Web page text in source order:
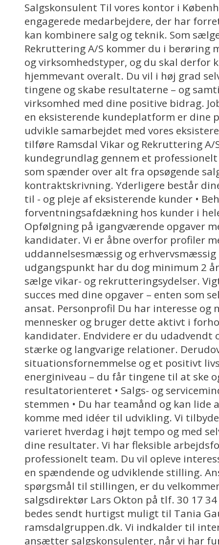
Salgskonsulent Til vores kontor i
engagerede medarbejdere, der har
kan kombinere salg og teknik. Som
Rekruttering A/S kommer du i berøring
og virksomhedstyper, og du skal derfor
hjemmevant overalt. Du vil i høj grad
tingene og skabe resultaterne – og
virksomhed med dine positive bidrag.
en eksisterende kundeplatform er dine
udvikle samarbejdet med vores
tilføre Ramsdal Vikar og Rekruttering
kundegrundlag gennem et
som spænder over alt fra opsøgende
kontraktskrivning. Yderligere består
til - og pleje af eksisterende kunder •
forventningsafdækning hos kunder i
Opfølgning på igangværende opgaver
kandidater. Vi er åbne overfor profiler
uddannelsesmæssig og
udgangspunkt har du dog minimum 2
sælge vikar- og rekrutteringsydelser.
succes med dine opgaver – enten som
ansat. Personprofil Du har interesse og
mennesker og bruger dette aktivt i
kandidater. Endvidere er du udadvendt
stærke og langvarige relationer.
situationsfornemmelse og et positivt
energiniveau – du får tingene til at ske
resultatorienteret • Salgs- og
stemmen • Du har teamånd og kan lide
komme med idéer til udvikling. Vi
varieret hverdag i højt tempo og med
dine resultater. Vi har fleksible
professionelt team. Du vil opleve
en spændende og udviklende stilling.
spørgsmål til stillingen, er du
salgsdirektør Lars Okton på tlf. 30 17 34
bedes sendt hurtigst muligt til Tania
ramsdalgruppen.dk. Vi indkalder til
ansætter salgskonsulenter, når vi har